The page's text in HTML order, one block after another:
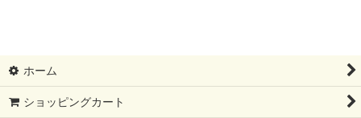
ホーム
ショッピングカート